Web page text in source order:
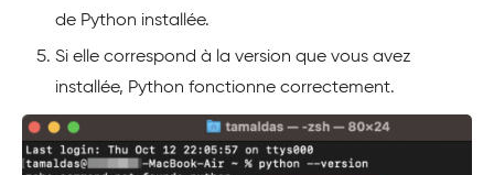
de Python installée.
Si elle correspond à la version que vous avez
installée, Python fonctionne correctement.